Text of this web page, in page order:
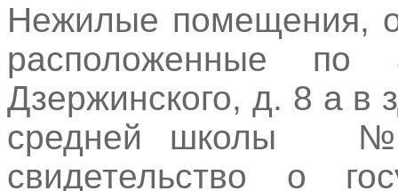
Нежилые помещения,
расположенные
Дзержинского, д. 8 а в
средней школы №
свидетельство о